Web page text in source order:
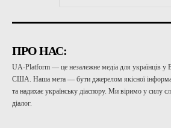
ПРО НАС:
UA-Platform — це незалежне медіа для українців у
США. Наша мета — бути джерелом якісної
та надихає українську діаспору. Ми віримо у силу
діалог.